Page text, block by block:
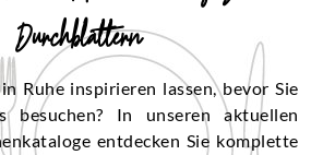
Durchblättern
Ruhe inspirieren lassen, bevor Sie
besuchen? In unseren aktuellen
entdecken Sie komplette